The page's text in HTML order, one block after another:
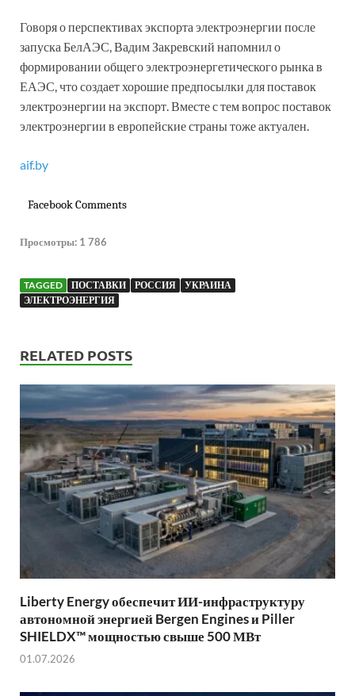
Говоря о перспективах экспорта электроэнергии после
запуска БелАЭС, Вадим Закревский напомнил о
формировании общего электроэнергетического рынка в
ЕАЭС, что создает хорошие предпосылки для поставок
электроэнергии на экспорт. Вместе с тем вопрос поставок
электроэнергии в европейские страны тоже актуален.
aif.by
Facebook Comments
Просмотры: 1 786
TAGGED ПОСТАВКИ РОССИЯ
УКРАИНА
ЭЛЕКТРОЭНЕРГИЯ
RELATED POSTS
Liberty Energy обеспечит ИИ-инфраструктуру
автономной энергией Bergen Engines и Piller
SHIELDX™ мощностью свыше 500 МВт
01.07.2026